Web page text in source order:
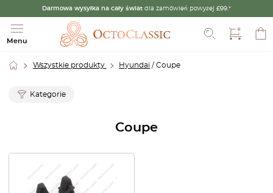
Darmowa wysyłka na cały świat dla zamówień powyżej £99.*
Menu
Szukaj
Wszystkie produkty Hyundai / Coupe
Kategorie
Coupe